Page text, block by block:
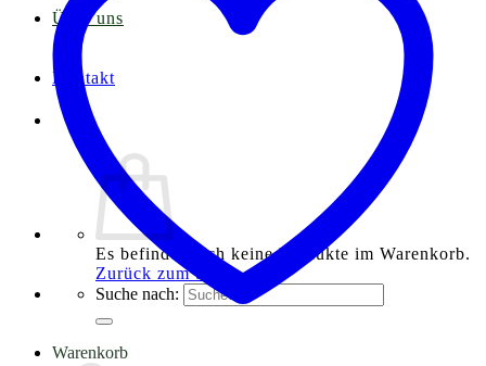
Über uns
Kontakt
Es befinden sich keine Produkte im Warenkorb.
Zurück zum Shop
Suche nach:
Warenkorb